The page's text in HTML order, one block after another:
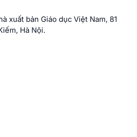
xuất bản Giáo dục Việt Nam, 81
Hà Nội.